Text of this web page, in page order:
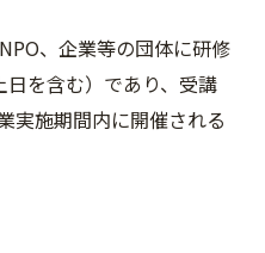
、企業等の団体に研修
を含む）であり、受講
実施期間内に開催される